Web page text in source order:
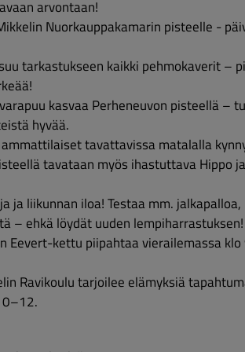
arvontaan!
Nuorkauppakamarin pisteelle -
tarkastukseen kaikki pehmokaverit –
kasvaa Perheneuvon pisteellä –
hyvää.
tavattavissa matalalla
tavataan myös ihastuttava Hippo
ja liikunnan iloa! Testaa mm.
– ehkä löydät uuden lempiharrastuksen!
Eevert-kettu piipahtaa vierailemassa
Ravikoulu tarjoilee elämyksiä